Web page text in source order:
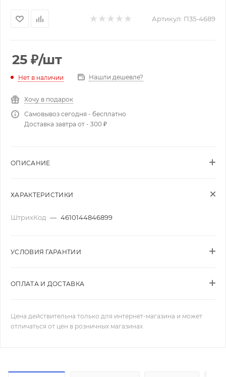
Артикул: П35-4689
25 ₽/шт
Нет в наличии Нашли дешевле?
Хочу в подарок
Самовывоз сегодня - бесплатно
Доставка завтра от - 300 ₽
ОПИСАНИЕ
ХАРАКТЕРИСТИКИ
ШтрихКод — 4610144846899
УСЛОВИЯ ГАРАНТИИ
ОПЛАТА И ДОСТАВКА
Цена действительна только для интернет-магазина и может
отличаться от цен в розничных магазинах